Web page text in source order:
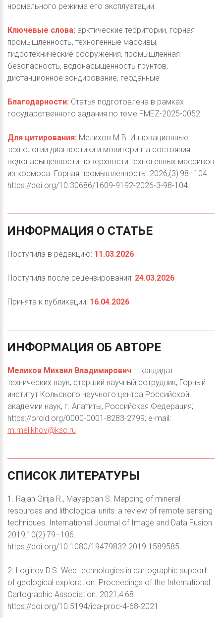
нормального режима его эксплуатации.
Ключевые слова: арктические территории, горная
промышленность, техногенные массивы,
гидротехнические сооружения, промышленная
безопасность, водонасыщенность грунтов,
дистанционное зондирование, геоданные
Благодарности: Статья подготовлена в рамках
государственного задания по теме FMEZ-2025-0052.
Для цитирования: Мелихов М.В. Инновационные
технологии диагностики и мониторинга состояния
водонасыщенности поверхности техногенных массивов
из космоса. Горная промышленность. 2026;(3):98–104.
https://doi.org/10.30686/1609-9192-2026-3-98-104
ИНФОРМАЦИЯ О СТАТЬЕ
Поступила в редакцию: 11.03.2026
Поступила после рецензирования: 24.03.2026
Принята к публикации: 16.04.2026
ИНФОРМАЦИЯ ОБ АВТОРЕ
Мелихов Михаил Владимирович – кандидат
технических наук, старший научный сотрудник, Горный
институт Кольского научного центра Российской
академии наук, г. Апатиты, Российская Федерация;
https://orcid.org/0000-0001-8283-2799; e-mail:
m.melikhov@ksc.ru
СПИСОК ЛИТЕРАТУРЫ
1. Rajan Girija R., Mayappan S. Mapping of mineral
resources and lithological units: a review of remote sensing
techniques. International Journal of Image and Data Fusion.
2019;10(2):79–106.
https://doi.org/10.1080/19479832.2019.1589585
2. Loginov D.S. Web technologies in cartographic support
of geological exploration. Proceedings of the International
Cartographic Association. 2021;4:68.
https://doi.org/10.5194/ica-proc-4-68-2021